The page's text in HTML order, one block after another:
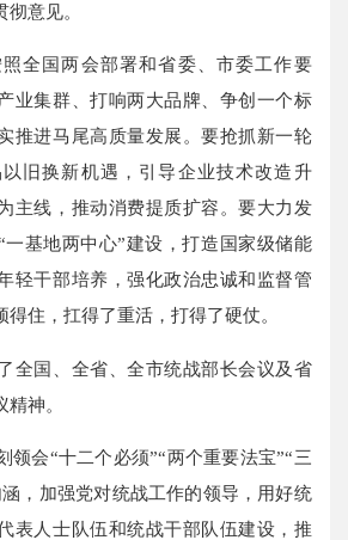
意见。
国两会部署和省委、市委工作要
业集群、打响两大品牌、争创一个标
推进马尾高质量发展。要抢抓新一轮
旧换新机遇，引导企业技术改造升
主线，推动消费提质扩容。要大力发
一基地两中心”建设，打造国家级储能
轻干部培养，强化政治忠诚和监督管
住，扛得了重活，打得了硬仗。
国、全省、全市统战部长会议及省
神。
会“十二个必须”“两个重要法宝”“三
，加强党对统战工作的领导，用好统
表人士队伍和统战干部队伍建设，推